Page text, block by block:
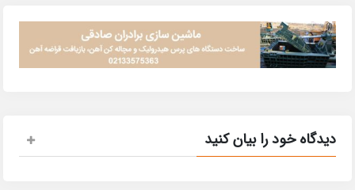
دیدگاه خود را بیان کنید